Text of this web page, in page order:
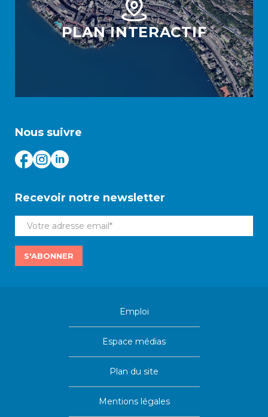
PLAN INTERACTIF
Nous suivre
Recevoir notre newsletter
S'ABONNER
Emploi
Espace médias
Plan du site
Mentions légales